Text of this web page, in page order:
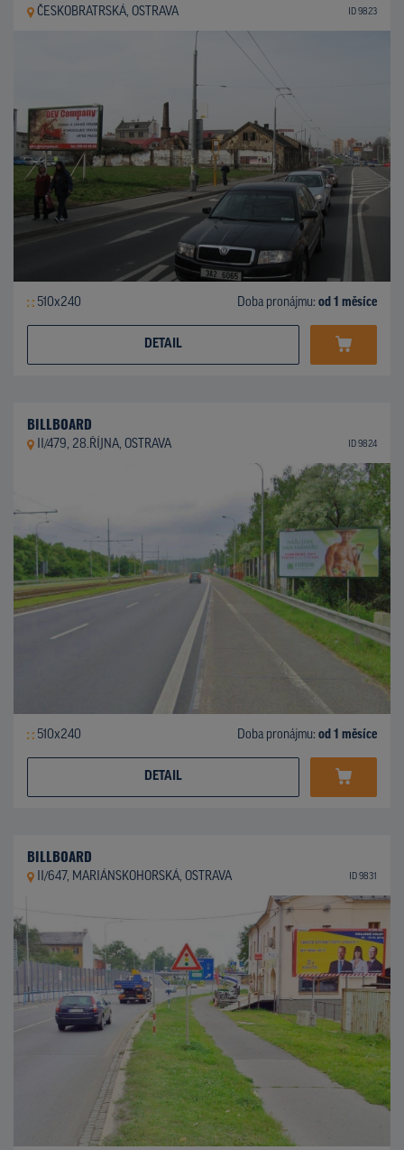
ČESKOBRATRSKÁ, OSTRAVA ID 9823
510x240 Doba pronájmu: od 1 měsíce
DETAIL
BILLBOARD
II/479, 28.ŘÍJNA, OSTRAVA ID 9824
510x240 Doba pronájmu: od 1 měsíce
DETAIL
BILLBOARD
II/647, MARIÁNSKOHORSKÁ, OSTRAVA ID 9831